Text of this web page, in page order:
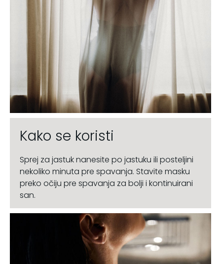
Kako se koristi
Sprej za jastuk nanesite po jastuku ili posteljini
nekoliko minuta pre spavanja. Stavite masku
preko očiju pre spavanja za bolji i kontinuirani
san.